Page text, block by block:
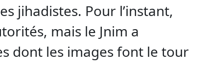
jihadistes. Pour l’instant,
mais le Jnim a
dont les images font le tour